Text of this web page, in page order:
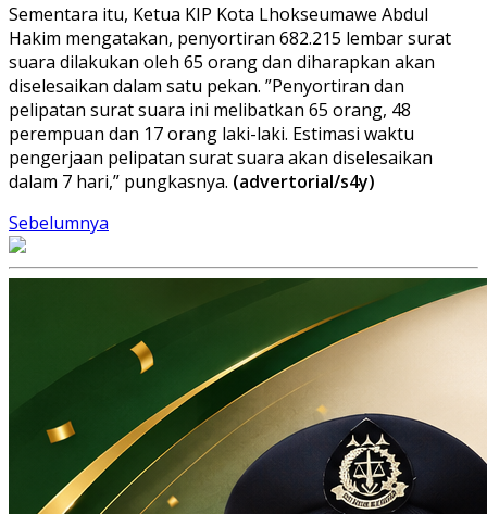
Sementara itu, Ketua KIP Kota Lhokseumawe Abdul
Hakim mengatakan, penyortiran 682.215 lembar surat
suara dilakukan oleh 65 orang dan diharapkan akan
diselesaikan dalam satu pekan. ”Penyortiran dan
pelipatan surat suara ini melibatkan 65 orang, 48
perempuan dan 17 orang laki-laki. Estimasi waktu
pengerjaan pelipatan surat suara akan diselesaikan
dalam 7 hari,” pungkasnya. (advertorial/s4y)
Sebelumnya